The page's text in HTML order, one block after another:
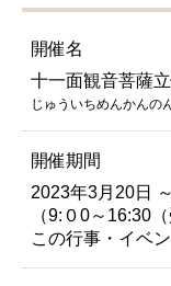
開催名
十一面観音菩薩
じゅういちめんかんの
開催期間
2023年3月20日
（9:０0～16:30
この行事・イベ